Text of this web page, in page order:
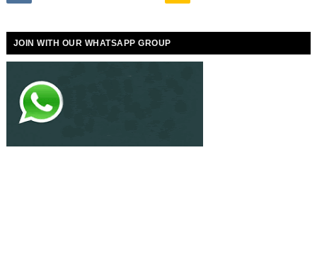
JOIN WITH OUR WHATSAPP GROUP